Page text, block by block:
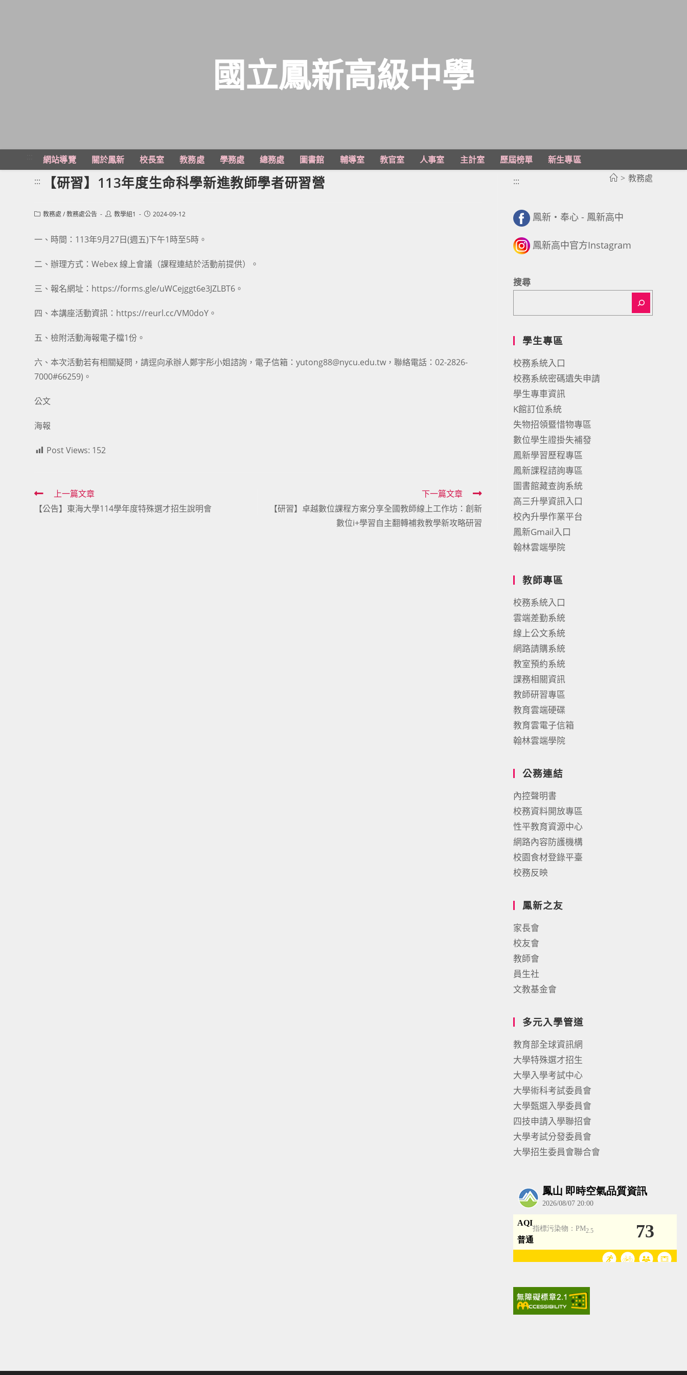
主
國立鳳新高級中學
網站導覽 關於鳳新 校長室 教務處 學務處 總務處 圖書館 輔導室 教官室 人事室 主計室 歷屆榜單
新生專區
> 教務處
::: 【研習】113年度生命科學新進教師學者研習營
Post教務處 /教務處公告
Post教學組1
Post2024-09-12
一、時間：113年9月27日(週五)下午1時至5時。
二、辦理方式：Webex 線上會議（課程連結於活動前提供）。
三、報名網址：https://forms.gle/uWCejggt6e3JZLBT6。
四、本講座活動資訊：https://reurl.cc/VM0doY。
五、檢附活動海報電子檔1份。
六、本次活動若有相關疑問，請逕向承辦人鄭宇彤小姐諮詢，電子信箱：yutong88@nycu.edu.tw，聯絡電話：02-2826-
7000#66259)。
公文
海報
Post Views: 152
Read
more
上一篇文章
【公告】東海大學114學年度特殊選才招生說明會
下一篇文章
【研習】卓越數位課程方案分享全國教師線上工作坊：創新
數位i+學習自主翻轉補救教學新攻略研習
:::
鳳新・奉心 - 鳳新高中
鳳新高中官方Instagram
搜尋
學生專區
校務系統入口
校務系統密碼遺失申請
學生專車資訊
K館訂位系統
失物招領暨惜物專區
數位學生證掛失補發
鳳新學習歷程專區
鳳新課程諮詢專區
圖書館藏查詢系統
高三升學資訊入口
校內升學作業平台
鳳新Gmail入口
翰林雲端學院
教師專區
校務系統入口
雲端差勤系統
線上公文系統
網路請購系統
教室預約系統
課務相關資訊
教師研習專區
教育雲端硬碟
教育雲電子信箱
翰林雲端學院
公務連結
內控聲明書
校務資料開放專區
性平教育資源中心
網路內容防護機構
校園食材登錄平臺
校務反映
鳳新之友
家長會
校友會
教師會
員生社
文教基金會
多元入學管道
教育部全球資訊網
大學特殊選才招生
大學入學考試中心
大學術科考試委員會
大學甄選入學委員會
四技申請入學聯招會
大學考試分發委員會
大學招生委員會聯合會